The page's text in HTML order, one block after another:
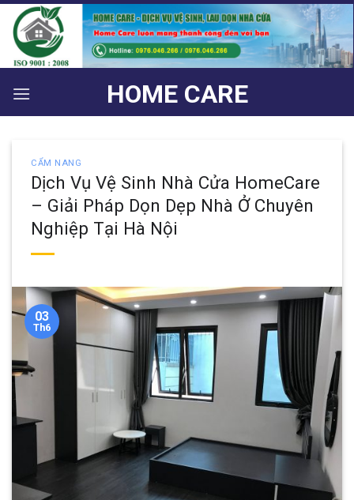
Bỏ
qua
nội
dung
HOME CARE
CẨM NANG
Dịch Vụ Vệ Sinh Nhà Cửa HomeCare
– Giải Pháp Dọn Dẹp Nhà Ở Chuyên
Nghiệp Tại Hà Nội
03
Th6